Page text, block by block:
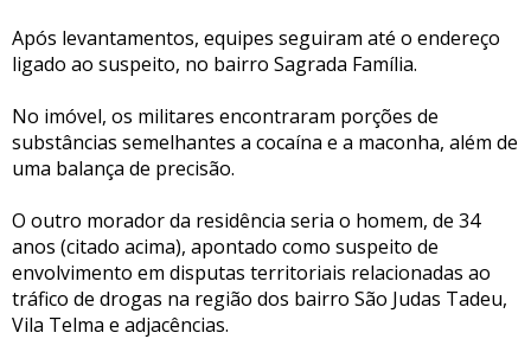
Após levantamentos, equipes seguiram até o endereço
ligado ao suspeito, no bairro Sagrada Família.
No imóvel, os militares encontraram porções de
substâncias semelhantes a cocaína e a maconha, além de
uma balança de precisão.
O outro morador da residência seria o homem, de 34
anos (citado acima), apontado como suspeito de
envolvimento em disputas territoriais relacionadas ao
tráfico de drogas na região dos bairro São Judas Tadeu,
Vila Telma e adjacências.